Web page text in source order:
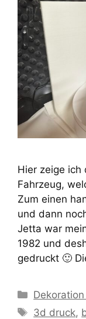
Hier zeige ich
Fahrzeug,
Zum einen
und dann
Jetta war
1982 und
gedruckt 🙂
Kategorien
3d druck,